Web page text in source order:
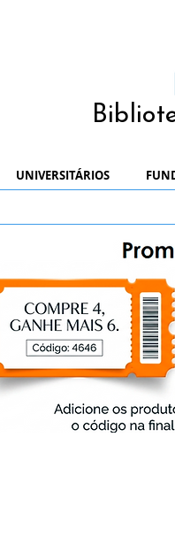
UNIVERSITÁRIOS